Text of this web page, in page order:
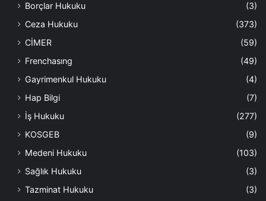
Borçlar Hukuku
(3)
Ceza Hukuku
(373)
CİMER
(59)
Frenchasıng
(49)
Gayrimenkul Hukuku
(4)
Hap Bilgi
(7)
İş Hukuku
(277)
KOSGEB
(9)
Medeni Hukuku
(103)
Sağlık Hukuku
(3)
Tazminat Hukuku
(3)